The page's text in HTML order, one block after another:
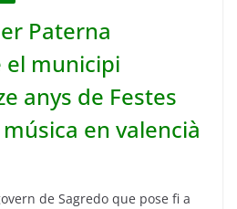
Paterna
el municipi
anys de Festes
en valencià
de Sagredo que pose fi a